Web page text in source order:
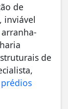
de
inviável
de
prédios